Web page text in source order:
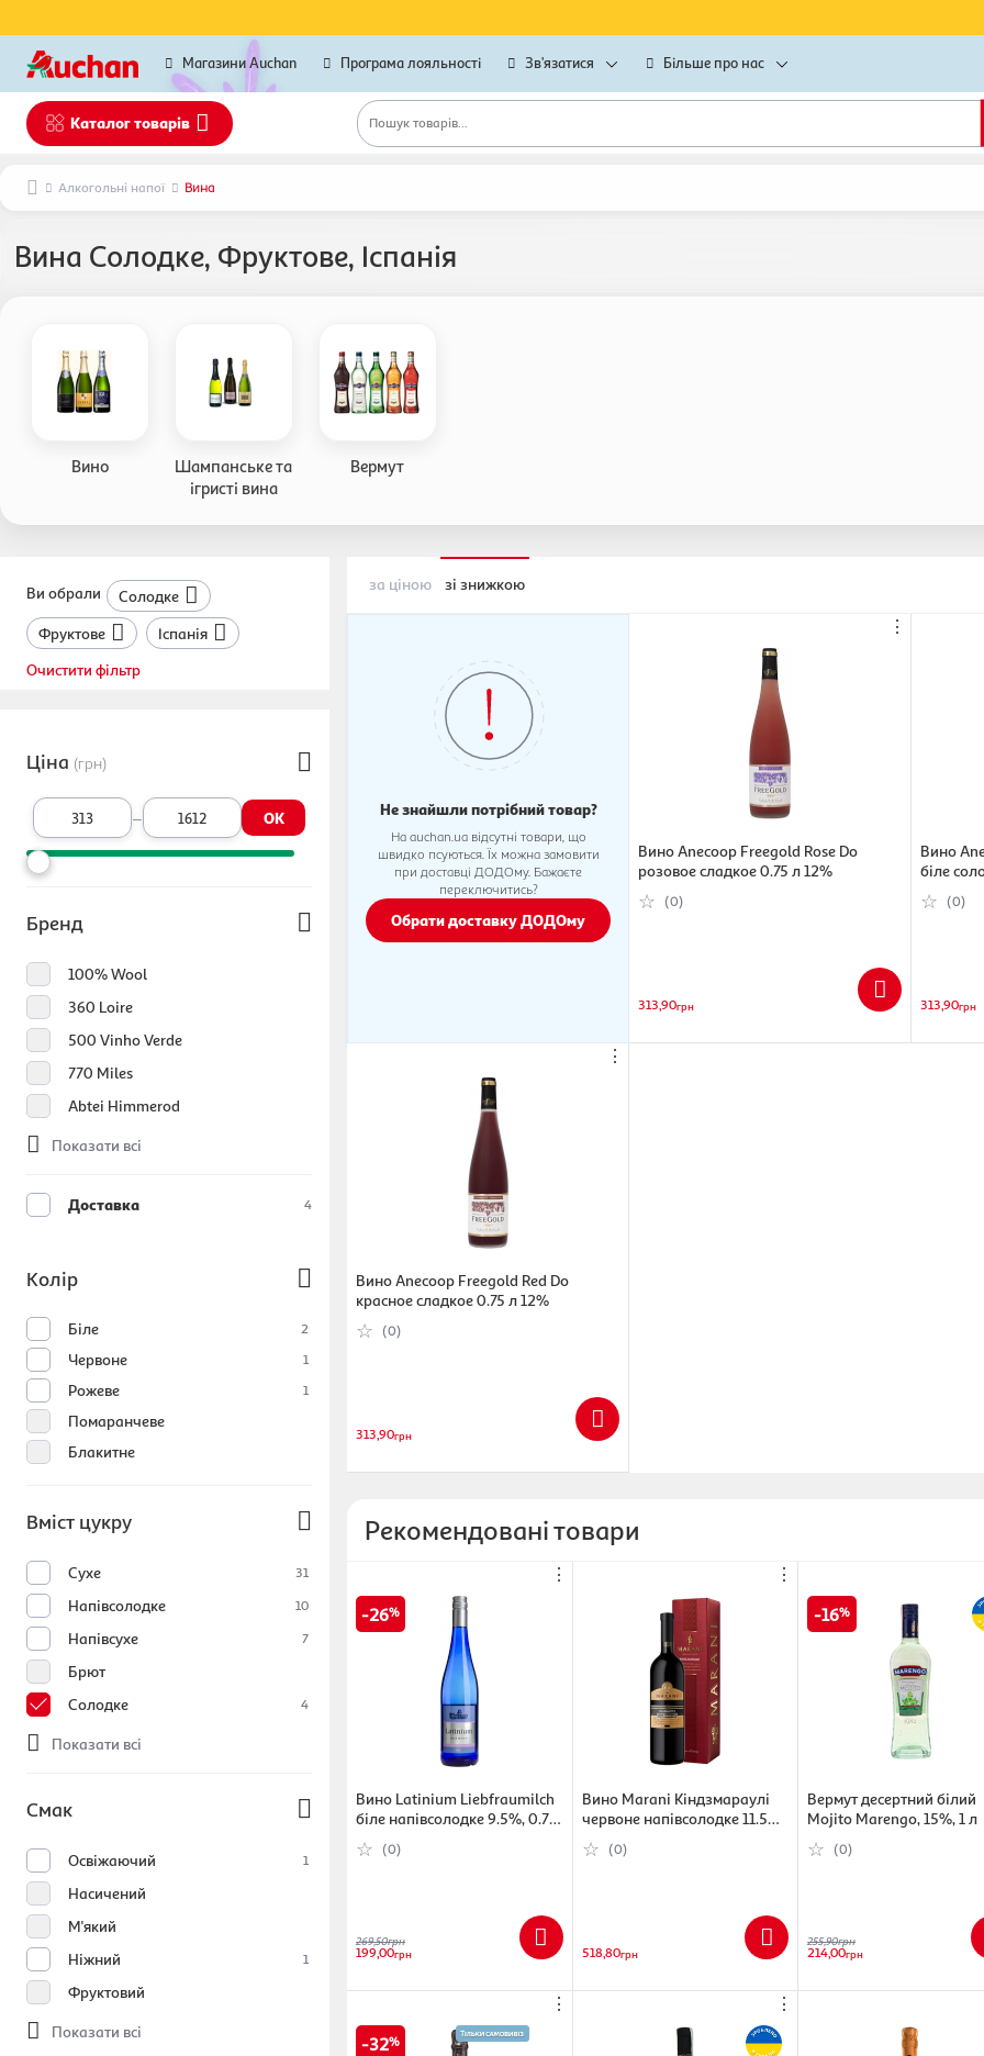
Магазини Auchan Програма лояльності Зв’язатися Більше про нас
Каталог товарів Пошук товарів...
Алкогольні напої Вина
Вина Солодке, Фруктове, Іспанія
Вино
Шампанське та
ігристі вина
Вермут
Ви обрали
Солодке
Фруктове
Іспанія
Очистити фільтр
Ціна (грн)
– OK
Бренд
100% Wool
360 Loire
500 Vinho Verde
770 Miles
Abtei Himmerod
Показати всі
Доставка 4
Колір
Біле 2
Червоне 1
Рожеве 1
Помаранчеве
Блакитне
Вміст цукру
Сухе 31
Напівсолодке 10
Напівсухе 7
Брют
Солодке
4
Показати всі
Смак
Освіжаючий 1
Насичений
М'який
Ніжний
1
Фруктовий
Показати всі
за ціною зі знижкою
Не знайшли потрібний товар?
На auchan.ua відсутні товари, що
швидко псуються. Їх можна замовити
при доставці ДОДОму. Бажаєте
переключитись?
Обрати доставку ДОДОму
⋮
Вино Anecoop Freegold Rose Do
розовое сладкое 0.75 л 12%
(0)
313,90грн
Вино
біле
(0)
313,90грн
⋮
Вино Anecoop Freegold Red Do
красное сладкое 0.75 л 12%
(0)
313,90грн
Рекомендовані товари
⋮
26
Вино Latinium Liebfraumilch
біле напівсолодке 9.5%, 0.75
л (4003301082436)
(0)
269,50грн
199,00грн
⋮
Вино Marani Кіндзмараулі
червоне напівсолодке 11.5%,
0.75 л (4867616020091)
(0)
518,80грн
16
Вермут десертний білий
Mojito Marengo, 15%, 1 л
(0)
255,90грн
214,00грн
⋮
32
⋮